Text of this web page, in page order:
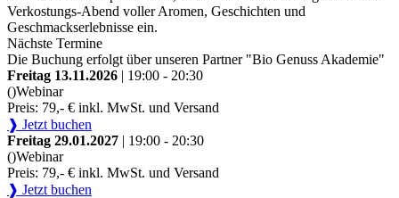
Verkostungs-Abend voller Aromen, Geschichten und
Geschmackserlebnisse ein.
Nächste Termine
Die Buchung erfolgt über unseren Partner "Bio Genuss Akademie"
Freitag 13.11.2026 | 19:00 - 20:30
()Webinar
Preis: 79,- € inkl. MwSt. und Versand
❱ Jetzt buchen
Freitag 29.01.2027 | 19:00 - 20:30
()Webinar
Preis: 79,- € inkl. MwSt. und Versand
❱ Jetzt buchen